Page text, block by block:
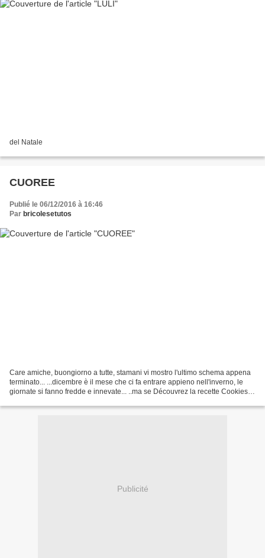
del Natale
CUOREE
Publié le 06/12/2016 à 16:46
Par bricolesetutos
Care amiche, buongiorno a tutte, stamani vi mostro l'ultimo schema appena
terminato... ...dicembre è il mese che ci fa entrare appieno nell'inverno, le
giornate si fanno fredde e innevate... ..ma se Découvrez la recette Cookies
Publicité